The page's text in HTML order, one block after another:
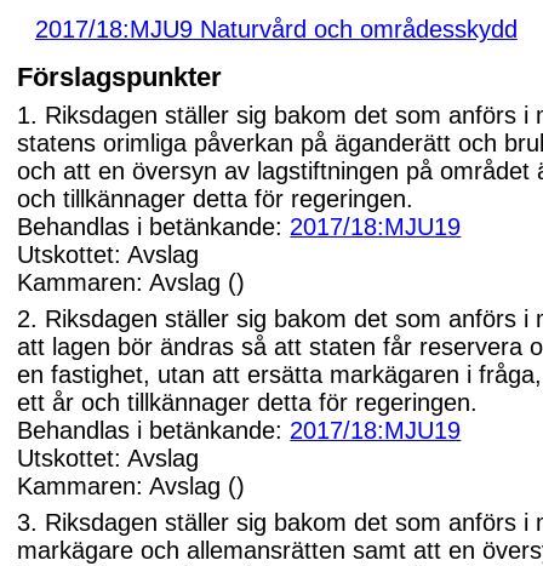
2017/18:MJU9 Naturvård och områdesskydd
Förslagspunkter
1. Riksdagen ställer sig bakom det som anförs i
statens orimliga påverkan på äganderätt och
och att en översyn av lagstiftningen på området
och tillkännager detta för regeringen.
Behandlas i betänkande: 2017/18:MJU19
Utskottet: Avslag
Kammaren: Avslag ()
2. Riksdagen ställer sig bakom det som anförs i
att lagen bör ändras så att staten får reservera
en fastighet, utan att ersätta markägaren i
ett år och tillkännager detta för regeringen.
Behandlas i betänkande: 2017/18:MJU19
Utskottet: Avslag
Kammaren: Avslag ()
3. Riksdagen ställer sig bakom det som anförs i
markägare och allemansrätten samt att en